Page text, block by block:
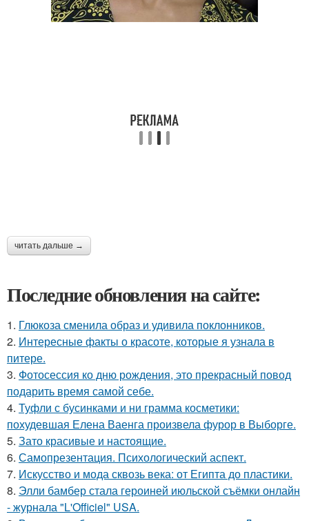
читать дальше →
Последние обновления на сайте:
1. Глюкоза сменила образ и удивила поклонников.
2. Интересные факты о красоте, которые я узнала в
питере.
3. Фотосессия ко дню рождения, это прекрасный повод
подарить время самой себе.
4. Туфли с бусинками и ни грамма косметики:
похудевшая Елена Ваенга произвела фурор в Выборге.
5. Зато красивые и настоящие.
6. Самопрезентация. Психологический аспект.
7. Искусство и мода сквозь века: от Египта до пластики.
8. Элли бамбер стала героиней июльской съёмки онлайн
- журнала "L'Officiel" USA.